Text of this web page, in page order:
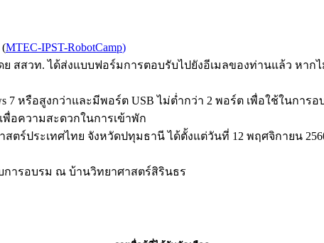
MTEC-IPST-RobotCamp)
ย สสวท. ได้ส่งแบบฟอร์มการตอบรับไปยังอีเมลของท่านแล้ว หาก
7 หรือสูงกว่าและมีพอร์ต USB ไม่ต่ำกว่า 2 พอร์ต เพื่อใช้ในการอ
อความสะดวกในการเข้าพัก
ร์ประเทศไทย จังหวัดปทุมธานี ได้ตั้งแต่วันที่ 12 พฤศจิกายน
ารอบรม ณ บ้านวิทยาศาสตร์สิรินธร